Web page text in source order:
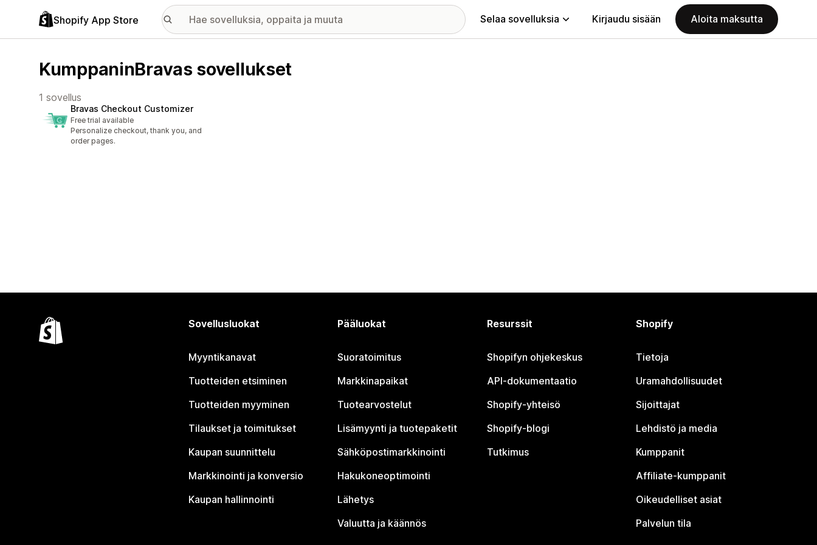
Shopify App Store Selaa sovelluksia Kirjaudu sisään Aloita maksutta
KumppaninBravas sovellukset
1 sovellus
Bravas Checkout Customizer
Free trial available
Personalize checkout, thank you, and
order pages.
Sovellusluokat
Myyntikanavat
Tuotteiden etsiminen
Tuotteiden myyminen
Tilaukset ja toimitukset
Kaupan suunnittelu
Markkinointi ja konversio
Kaupan hallinnointi
Pääluokat
Suoratoimitus
Markkinapaikat
Tuotearvostelut
Lisämyynti ja tuotepaketit
Sähköpostimarkkinointi
Hakukoneoptimointi
Lähetys
Valuutta ja käännös
Resurssit
Shopifyn ohjekeskus
API-dokumentaatio
Shopify-yhteisö
Shopify-blogi
Tutkimus
Shopify
Tietoja
Uramahdollisuudet
Sijoittajat
Lehdistö ja media
Kumppanit
Affiliate-kumppanit
Oikeudelliset asiat
Palvelun tila